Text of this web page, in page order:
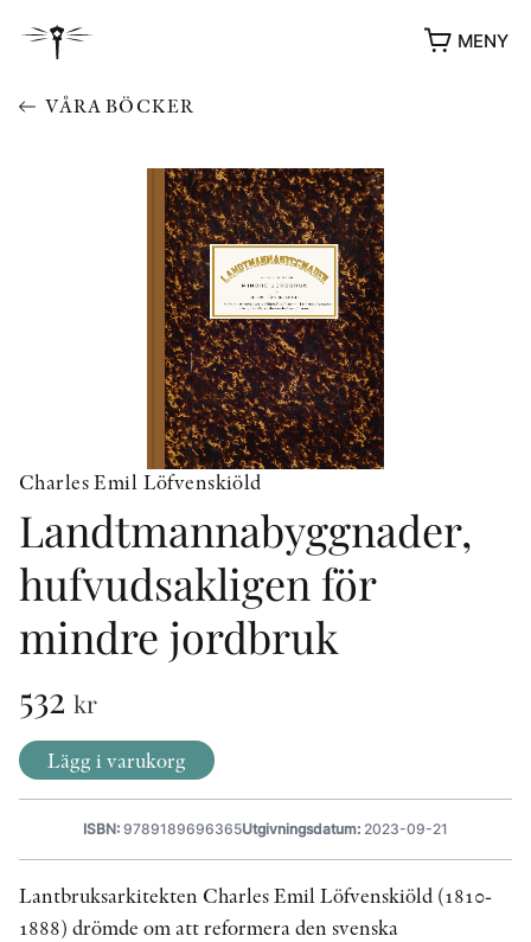
MENY
YUKIKO OCH PATRIK MÖTER
STOLPE STORIES
UTMÄRKELSER
ÖVRIGA FORMAT
VÅRA BÖCKER
Charles Emil Löfvenskiöld
Landtmannabyggnader,
hufvudsakligen för
mindre jordbruk
532 kr
Lägg i varukorg
ISBN: 9789189696365Utgivningsdatum: 2023-09-21
Lantbruksarkitekten Charles Emil Löfvenskiöld (1810-
1888) drömde om att reformera den svenska